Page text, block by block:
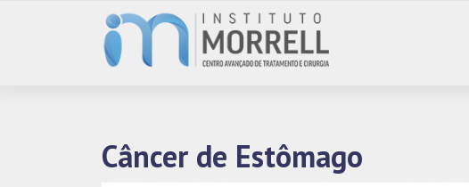
Câncer de Estômago